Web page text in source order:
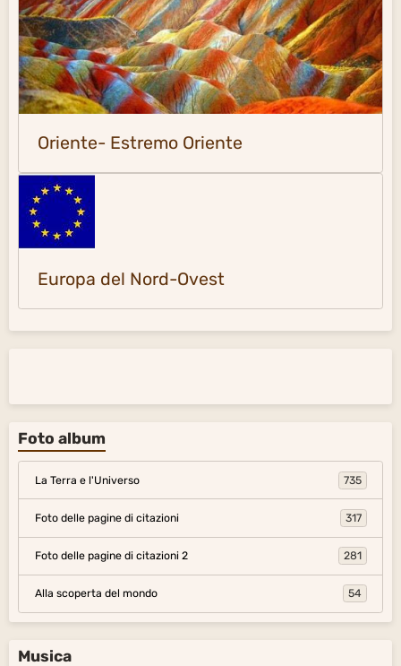
Oriente- Estremo Oriente
Europa del Nord-Ovest
Foto album
La Terra e l'Universo 735
Foto delle pagine di citazioni 317
Foto delle pagine di citazioni 2 281
Alla scoperta del mondo 54
Musica